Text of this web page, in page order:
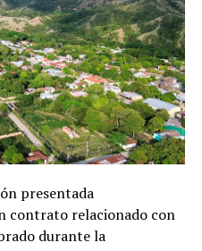
presentada
contrato relacionado con
durante la